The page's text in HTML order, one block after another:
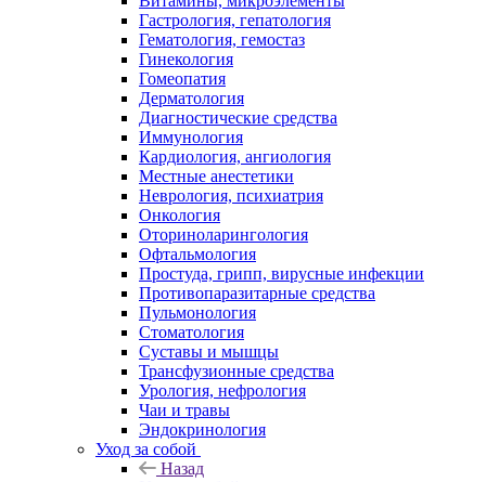
Гастрология, гепатология
Гематология, гемостаз
Гинекология
Гомеопатия
Дерматология
Диагностические средства
Иммунология
Кардиология, ангиология
Местные анестетики
Неврология, психиатрия
Онкология
Оториноларингология
Офтальмология
Простуда, грипп, вирусные инфекции
Противопаразитарные средства
Пульмонология
Стоматология
Суставы и мышцы
Трансфузионные средства
Урология, нефрология
Чаи и травы
Эндокринология
Уход за собой
Назад